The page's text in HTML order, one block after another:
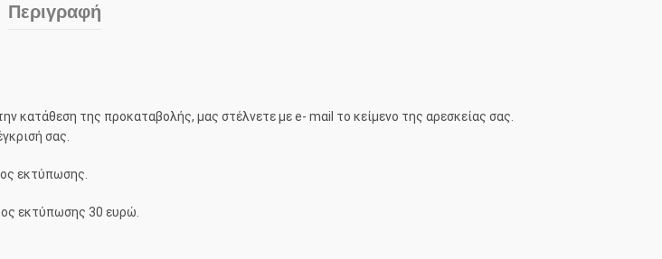
Περιγραφή
κατάθεση της προκαταβολής, μας στέλνετε με e- mαil το κείμενο της αρεσκείας σας.
σας.
εκτύπωσης.
εκτύπωσης 30 ευρώ.